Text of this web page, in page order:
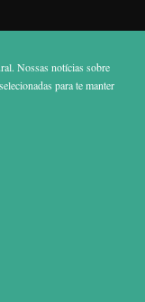
Nossas notícias sobre
para te manter